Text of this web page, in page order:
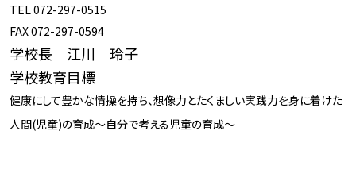
TEL 072-297-0515
FAX 072-297-0594
学校長 江川 玲子
学校教育目標
健康にして豊かな情操を持ち、想像力とたくましい実践力を身に着けた
人間(児童)の育成～自分で考える児童の育成～